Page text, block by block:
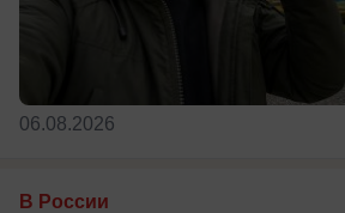
06.08.2026
В России